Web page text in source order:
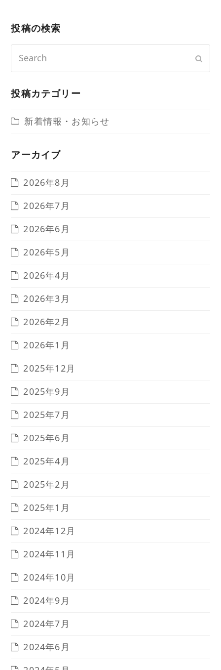
投稿の検索
投稿カテゴリー
新着情報・お知らせ
アーカイブ
2026年8月
2026年7月
2026年6月
2026年5月
2026年4月
2026年3月
2026年2月
2026年1月
2025年12月
2025年9月
2025年7月
2025年6月
2025年4月
2025年2月
2025年1月
2024年12月
2024年11月
2024年10月
2024年9月
2024年7月
2024年6月